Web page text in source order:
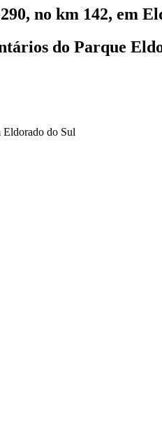
no km 142, em
do Parque